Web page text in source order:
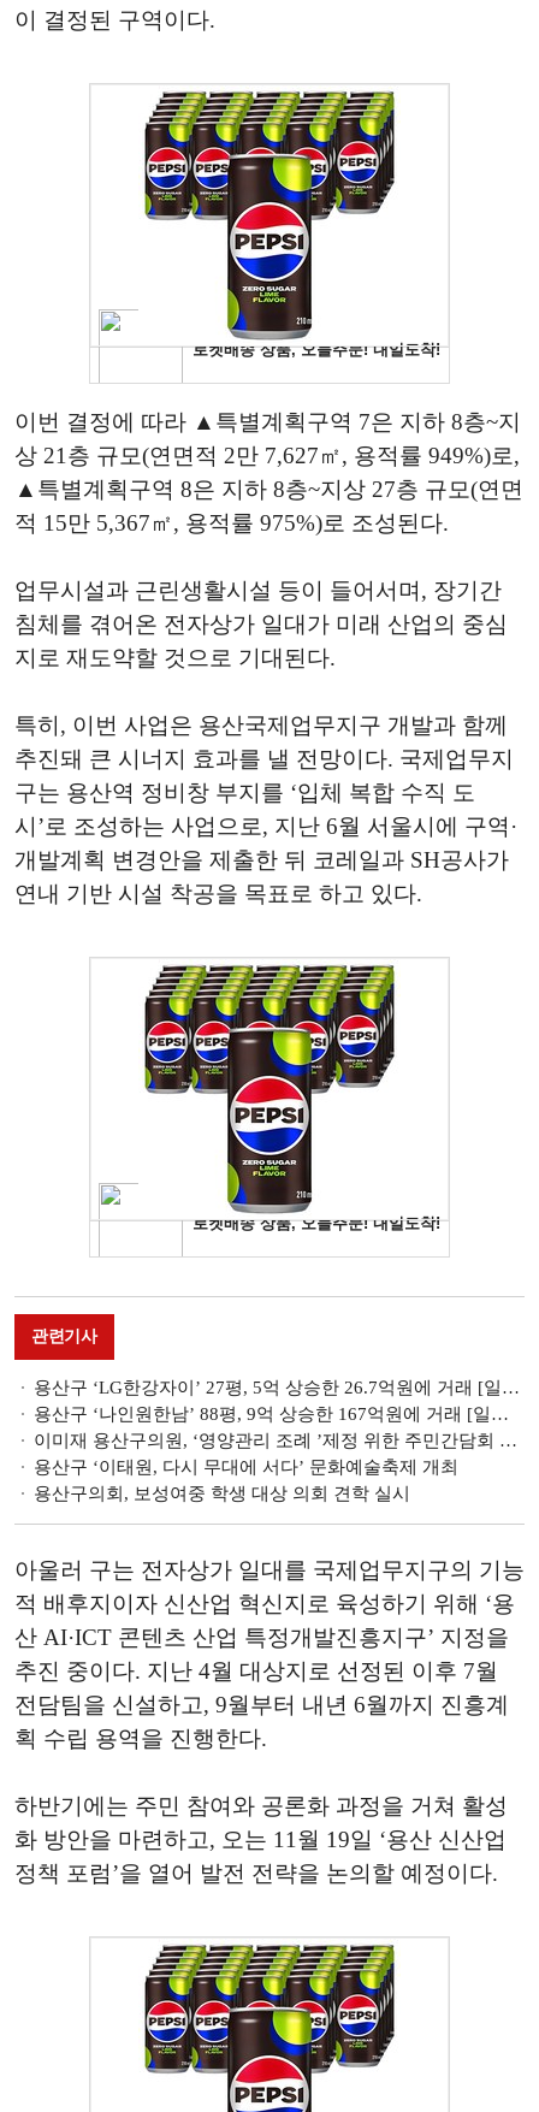
이 결정된 구역이다.
이번 결정에 따라 ▲특별계획구역 7은 지하 8층~지
상 21층 규모(연면적 2만 7,627㎡, 용적률 949%)로,
▲특별계획구역 8은 지하 8층~지상 27층 규모(연면
적 15만 5,367㎡, 용적률 975%)로 조성된다.
업무시설과 근린생활시설 등이 들어서며, 장기간
침체를 겪어온 전자상가 일대가 미래 산업의 중심
지로 재도약할 것으로 기대된다.
특히, 이번 사업은 용산국제업무지구 개발과 함께
추진돼 큰 시너지 효과를 낼 전망이다. 국제업무지
구는 용산역 정비창 부지를 ‘입체 복합 수직 도
시’로 조성하는 사업으로, 지난 6월 서울시에 구역·
개발계획 변경안을 제출한 뒤 코레일과 SH공사가
연내 기반 시설 착공을 목표로 하고 있다.
관련기사
용산구 ‘LG한강자이’ 27평, 5억 상승한 26.7억원에 거래 [일일 아파트 신고가]
용산구 ‘나인원한남’ 88평, 9억 상승한 167억원에 거래 [일일 아파트 신고가]
이미재 용산구의원, ‘영양관리 조례 ’제정 위한 주민간담회 개최
용산구 ‘이태원, 다시 무대에 서다’ 문화예술축제 개최
용산구의회, 보성여중 학생 대상 의회 견학 실시
아울러 구는 전자상가 일대를 국제업무지구의 기능
적 배후지이자 신산업 혁신지로 육성하기 위해 ‘용
산 AI·ICT 콘텐츠 산업 특정개발진흥지구’ 지정을
추진 중이다. 지난 4월 대상지로 선정된 이후 7월
전담팀을 신설하고, 9월부터 내년 6월까지 진흥계
획 수립 용역을 진행한다.
하반기에는 주민 참여와 공론화 과정을 거쳐 활성
화 방안을 마련하고, 오는 11월 19일 ‘용산 신산업
정책 포럼’을 열어 발전 전략을 논의할 예정이다.